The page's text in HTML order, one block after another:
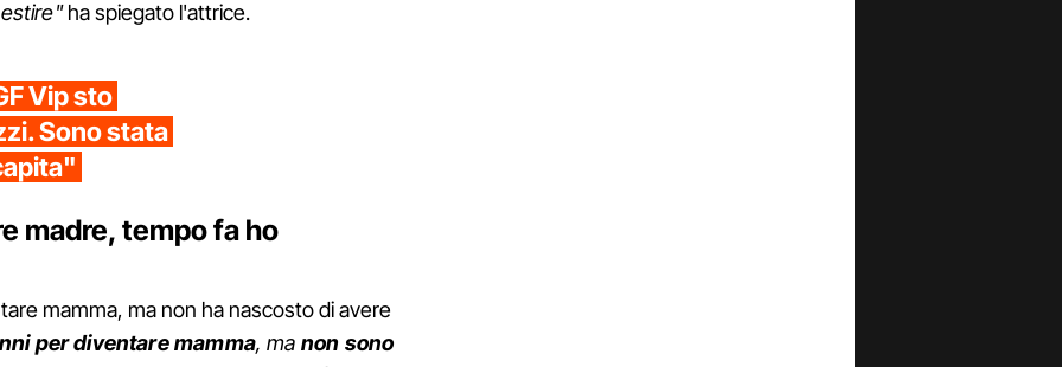
ha spiegato l'attrice.
Vip sto
Sono stata
madre, tempo fa ho
mamma, ma non ha nascosto di avere
per diventare mamma, ma non sono